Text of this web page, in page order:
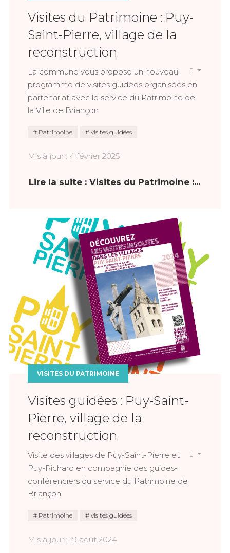
Visites du Patrimoine : Puy-
Saint-Pierre, village de la
reconstruction
La commune vous propose un nouveau
programme de visites guidées organisées en
partenariat avec le service du Patrimoine de
la Ville de Briançon
Patrimoine visites guidées
Mis à jour : 4 février 2025
Lire la suite : Visites du Patrimoine :...
VISITES DU PATRIMOINE
Visites guidées : Puy-Saint-
Pierre, village de la
reconstruction
Visite des villages de Puy-Saint-Pierre et
Puy-Richard en compagnie des guides-
conférenciers du service du Patrimoine de
Briançon
Patrimoine visites guidées
Mis à jour : 19 août 2024